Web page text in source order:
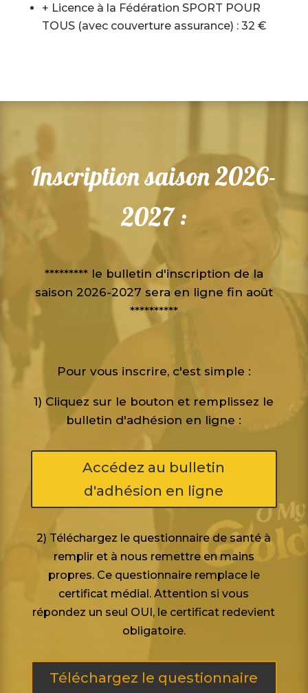
+ Licence à la Fédération SPORT POUR
TOUS (avec couverture assurance) : 32 €
Inscription saison 2026-
2027 :
********* le bulletin d'inscription de la
saison 2026-2027 sera en ligne fin août
**********
Pour vous inscrire, c'est simple :
1) Cliquez sur le bouton et remplissez le
bulletin d'adhésion en ligne :
Accédez au bulletin
d'adhésion en ligne
2) Téléchargez le questionnaire de santé à
remplir et à nous remettre en mains
propres. Ce questionnaire remplace le
certificat médial. Attention si vous
répondez un seul OUI, le certificat redevient
obligatoire.
Téléchargez le questionnaire